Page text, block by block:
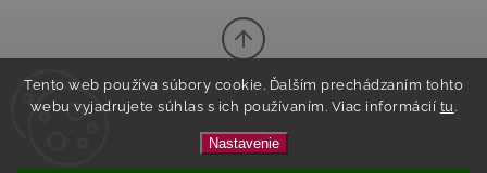
Tento web používa súbory cookie. Ďalším prechádzaním tohto
webu vyjadrujete súhlas s ich používaním. Viac informácií tu.
Nastavenie